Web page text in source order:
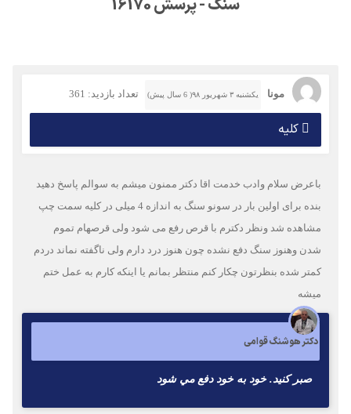
سنگ - پرسش 16170
مونا یکشنبه ۳ شهریور ۹۸( 6 سال پیش) تعداد بازدید: 361
کلیه
باعرض سلام وادب خدمت اقا دکتر ممنون میشم به سوالم پاسخ دهید
بنده برای اولین بار در سونو سنگ به اندازه 4 میلی در کلیه سمت چپ
مشاهده شد ونظر دکترم با قرص رفع می شود ولی قرصهام تموم
شدن وهنوز سنگ دفع نشده چون هنوز درد دارم ولی ناگفته نماند دردم
کمتر شده بنظرتون چکار کنم منتظر بمانم یا اینکه کارم به عمل ختم
میشه
دکتر هوشنگ قوامی
صبر كنيد. خود به خود دفع مي شود